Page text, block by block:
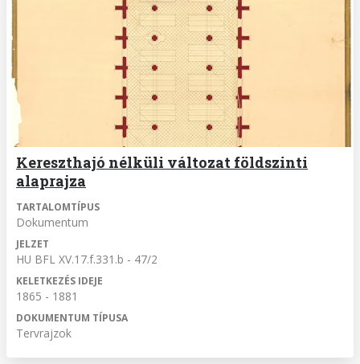
Kereszthajó nélküli változat földszinti
alaprajza
TARTALOMTÍPUS
Dokumentum
JELZET
HU BFL XV.17.f.331.b - 47/2
KELETKEZÉS IDEJE
1865 - 1881
DOKUMENTUM TÍPUSA
Tervrajzok